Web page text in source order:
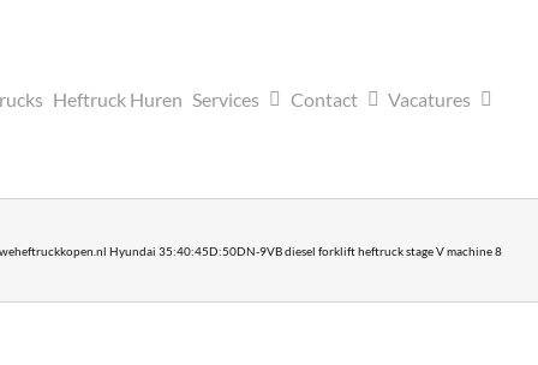
Heftruck Huren Services Contact Vacatures
Hyundai 35:40:45D:50DN-9VB diesel forklift heftruck stage V machine 8